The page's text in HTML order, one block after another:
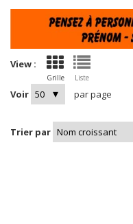
View :
Grille Liste
Voir par page
Trier par